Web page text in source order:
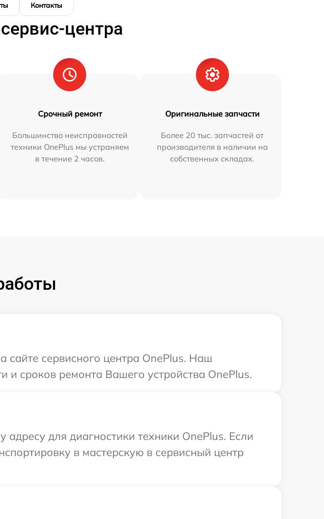
Контакты
центра
Срочный ремонт
Большинство неисправностей
техники OnePlus мы устраняем
в течение 2 часов.
Оригинальные запчасти
Более 20 тыс. запчастей от
производителя в наличии на
собственных складах.
сайте сервисного центра OnePlus. Наш
и сроков ремонта Вашего устройства OnePlus.
для диагностики техники OnePlus. Если
в мастерскую в сервисный центр